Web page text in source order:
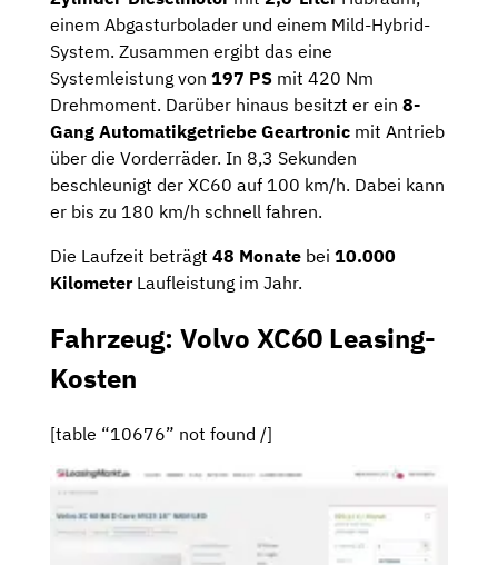
einem Abgasturbolader und einem Mild-Hybrid-
System. Zusammen ergibt das eine
Systemleistung von 197 PS mit 420 Nm
Drehmoment. Darüber hinaus besitzt er ein 8-
Gang Automatikgetriebe Geartronic mit Antrieb
über die Vorderräder. In 8,3 Sekunden
beschleunigt der XC60 auf 100 km/h. Dabei kann
er bis zu 180 km/h schnell fahren.
Die Laufzeit beträgt 48 Monate bei 10.000
KilometerLaufleistung im Jahr.
Fahrzeug: Volvo XC60 Leasing-
Kosten
[table “10676” not found /]